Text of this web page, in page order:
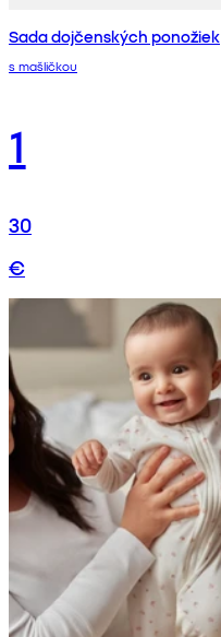
Sada dojčenských ponožiek
s mašličkou
1
30
€